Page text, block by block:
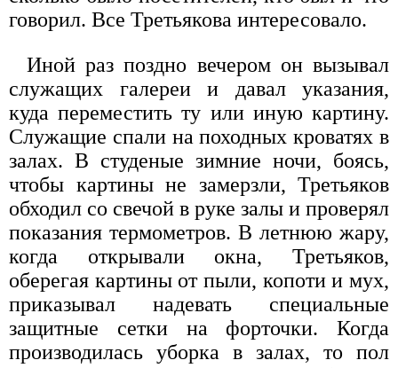
говорил. Все Третьякова интересовало.
Иной раз поздно вечером он вызывал
служащих галереи и давал указания,
куда переместить ту или иную картину.
Служащие спали на походных кроватях в
залах. В студеные зимние ночи, боясь,
чтобы картины не замерзли, Третьяков
обходил со свечой в руке залы и проверял
показания термометров. В летнюю жару,
когда открывали окна, Третьяков,
оберегая картины от пыли, копоти и мух,
приказывал надевать специальные
защитные сетки на форточки. Когда
производилась уборка в залах, то пол